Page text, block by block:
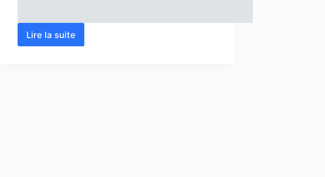
Lire la suite
Verbe